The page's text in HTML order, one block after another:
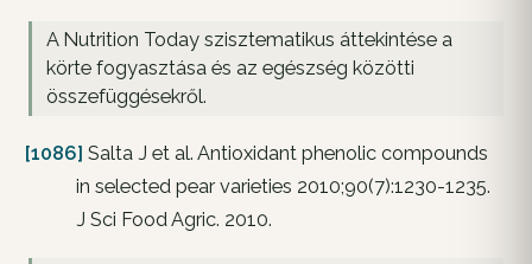
A Nutrition Today szisztematikus áttekintése a
körte fogyasztása és az egészség közötti
összefüggésekről.
[1086] Salta J et al. Antioxidant phenolic compounds
in selected pear varieties 2010;90(7):1230-1235.
J Sci Food Agric. 2010.